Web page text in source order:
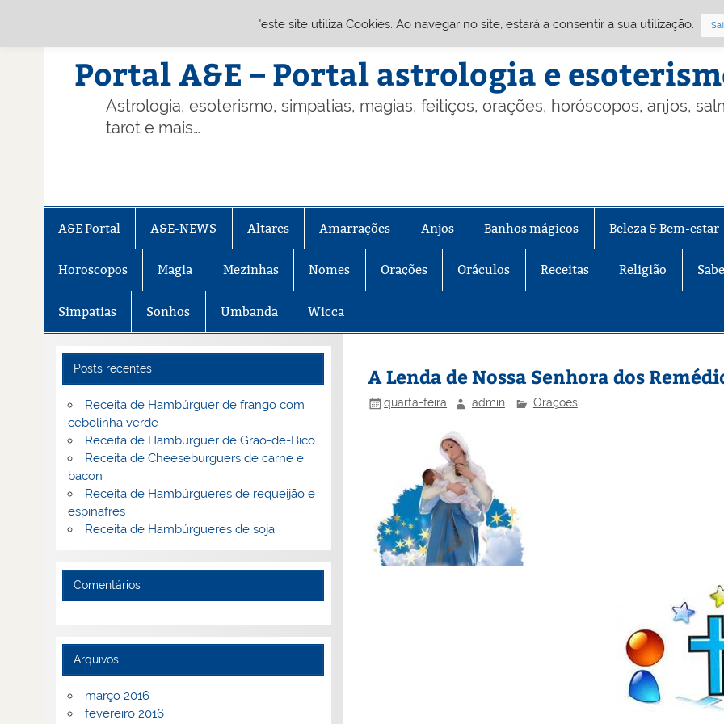
Portal A&E – Portal astrologia e
Astrologia, esoterismo, simpatias, magias, feitiços, orações, horóscopos, anjos,
tarot e mais…
A&E Portal A&E-NEWS Altares Amarrações Anjos Banhos mágicos Beleza & Bem-estar
Horoscopos Magia Mezinhas Nomes Orações Oráculos Receitas Religião
Simpatias Sonhos Umbanda Wicca
A Lenda de Nossa Senhora dos
quarta-feira admin Orações
Posts recentes
Receita de Hambúrguer de frango com
cebolinha verde
Receita de Hamburguer de Grão-de-Bico
Receita de Cheeseburguers de carne e
bacon
Receita de Hambúrgueres de requeijão e
espinafres
Receita de Hambúrgueres de soja
Comentários
Arquivos
março 2016
fevereiro 2016
"este site utiliza Cookies. Ao navegar no site, estará a consentir a sua utilização.